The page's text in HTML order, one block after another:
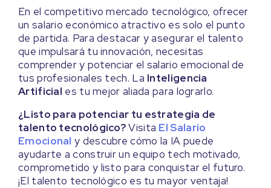
En el competitivo mercado tecnológico, ofrecer
un salario económico atractivo es solo el punto
de partida. Para destacar y asegurar el talento
que impulsará tu innovación, necesitas
comprender y potenciar el salario emocional de
tus profesionales tech. La Inteligencia
Artificial es tu mejor aliada para lograrlo.
¿Listo para potenciar tu estrategia de
talento tecnológico?Visita El Salario
Emocional y descubre cómo la IA puede
ayudarte a construir un equipo tech motivado,
comprometido y listo para conquistar el futuro.
¡El talento tecnológico es tu mayor ventaja!